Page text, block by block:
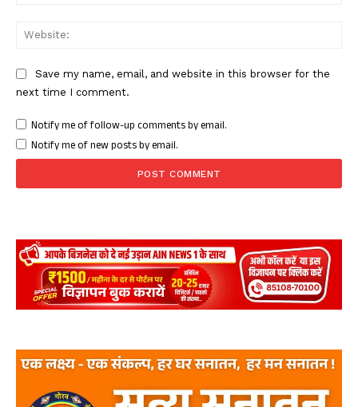
Save my name, email, and website in this browser for the
next time I comment.
Notify me of follow-up comments by email.
Notify me of new posts by email.